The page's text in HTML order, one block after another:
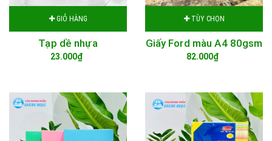
GIỎ HÀNG
Tạp dề nhựa
23.000₫
TÙY CHỌN
Giấy Ford màu A4 80gsm
82.000₫